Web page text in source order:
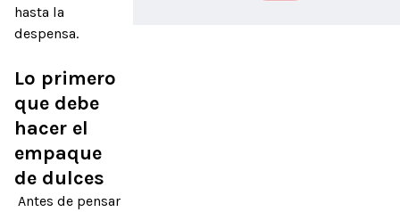
hasta la
despensa.
Lo primero
que debe
hacer el
empaque
de dulces